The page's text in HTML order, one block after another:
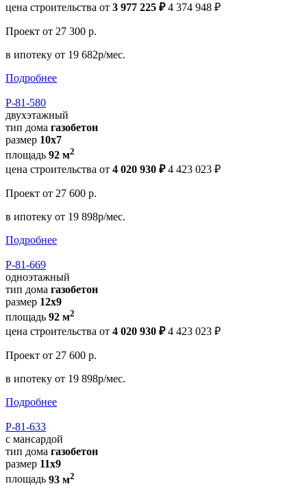
цена строительства от 3 977 225 ₽ 4 374 948 ₽
Проект от 27 300 р.
в ипотеку от 19 682р/мес.
Подробнее
Р-81-580
двухэтажный
тип дома газобетон
размер 10х7
площадь 92 м2
цена строительства от 4 020 930 ₽ 4 423 023 ₽
Проект от 27 600 р.
в ипотеку от 19 898р/мес.
Подробнее
Р-81-669
одноэтажный
тип дома газобетон
размер 12x9
площадь 92 м2
цена строительства от 4 020 930 ₽ 4 423 023 ₽
Проект от 27 600 р.
в ипотеку от 19 898р/мес.
Подробнее
Р-81-633
с мансардой
тип дома газобетон
размер 11x9
площадь 93 м2